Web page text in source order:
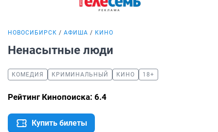
НОВОСИБИРСК АФИША КИНО
Ненасытные люди
КОМЕДИЯ КРИМИНАЛЬНЫЙ КИНО 18+
Рейтинг Кинопоиска: 6.4
Купить билеты